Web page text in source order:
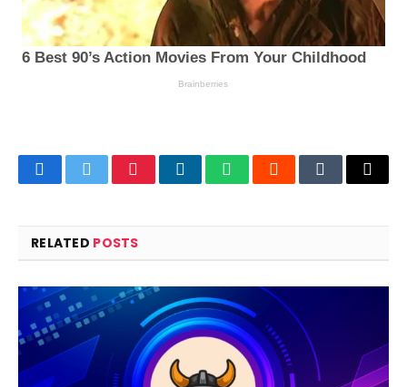
FacebookTwitterPinterestLinkedInWhatsAppRedditTumblrEmail
RELATED POSTS